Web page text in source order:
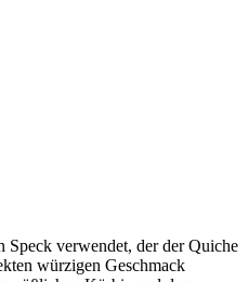
Speck verwendet, der der Quiche
würzigen Geschmack